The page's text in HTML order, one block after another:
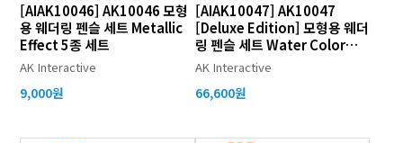
[AIAK10046] AK10046 모형
용 웨더링 펜슬 세트 Metallic
Effect 5종 세트
AK Interactive
9,000원
[AIAK10047] AK10047
[Deluxe Edition] 모형용 웨더
링 펜슬 세트 Water Color
Pencils 37종 세트
AK Interactive
66,600원